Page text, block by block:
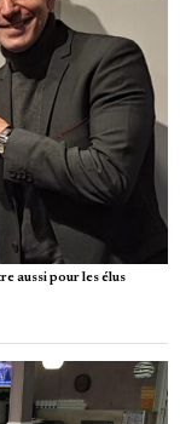
aussi pour les élus